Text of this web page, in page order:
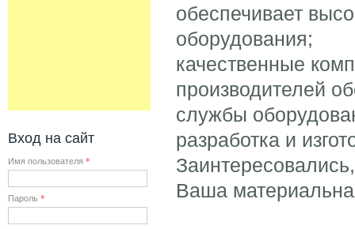
обеспечивает
оборудования;
качественные
производителей
службы
разработка и
Ваша
Вход на сайт
Имя пользователя *
Пароль *